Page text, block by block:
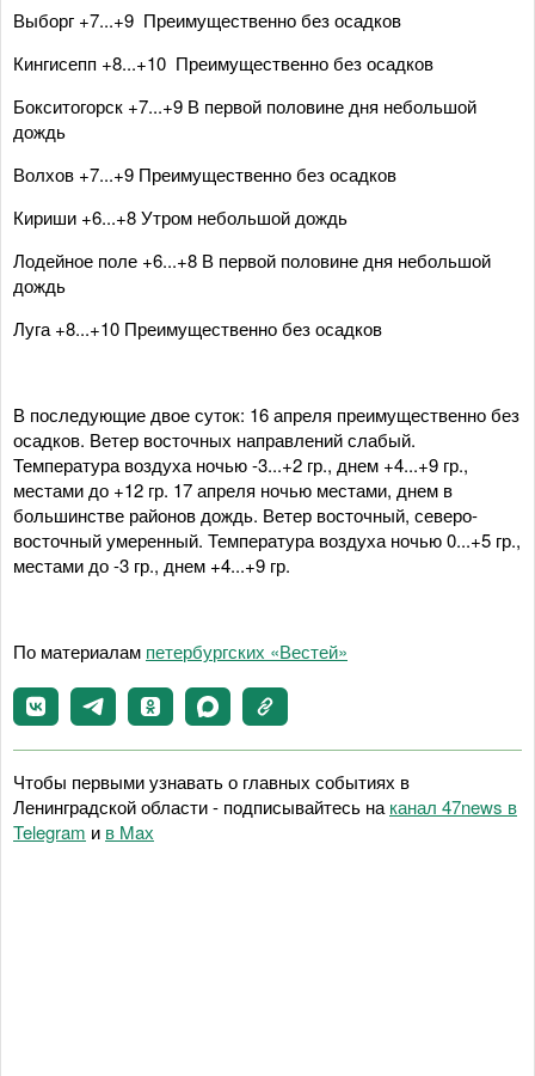
Выборг +7...+9 Преимущественно без осадков
Кингисепп +8...+10 Преимущественно без осадков
Бокситогорск +7...+9 В первой половине дня небольшой
дождь
Волхов +7...+9 Преимущественно без осадков
Кириши +6...+8 Утром небольшой дождь
Лодейное поле +6...+8 В первой половине дня небольшой
дождь
Луга +8...+10 Преимущественно без осадков
В последующие двое суток: 16 апреля преимущественно без
осадков. Ветер восточных направлений слабый.
Температура воздуха ночью -3...+2 гр., днем +4...+9 гр.,
местами до +12 гр. 17 апреля ночью местами, днем в
большинстве районов дождь. Ветер восточный, северо-
восточный умеренный. Температура воздуха ночью 0...+5 гр.,
местами до -3 гр., днем +4...+9 гр.
По материалам петербургских «Вестей»
Чтобы первыми узнавать о главных событиях в
Ленинградской области - подписывайтесь на канал 47news в
Telegram и в Maх